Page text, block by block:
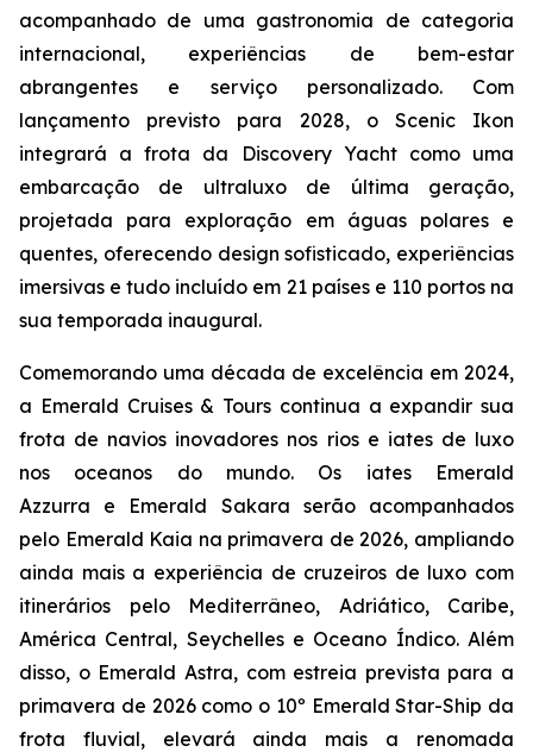
acompanhado de uma gastronomia de categoria
internacional, experiências de bem-estar
abrangentes e serviço personalizado. Com
lançamento previsto para 2028, o Scenic Ikon
integrará a frota da Discovery Yacht como uma
embarcação de ultraluxo de última geração,
projetada para exploração em águas polares e
quentes, oferecendo design sofisticado, experiências
imersivas e tudo incluído em 21 países e 110 portos na
sua temporada inaugural.
Comemorando uma década de excelência em 2024,
a Emerald Cruises & Tours continua a expandir sua
frota de navios inovadores nos rios e iates de luxo
nos oceanos do mundo. Os iates Emerald
Azzurra e Emerald Sakara serão acompanhados
pelo Emerald Kaia na primavera de 2026, ampliando
ainda mais a experiência de cruzeiros de luxo com
itinerários pelo Mediterrâneo, Adriático, Caribe,
América Central, Seychelles e Oceano Índico. Além
disso, o Emerald Astra, com estreia prevista para a
primavera de 2026 como o 10º Emerald Star-Ship da
frota fluvial, elevará ainda mais a renomada